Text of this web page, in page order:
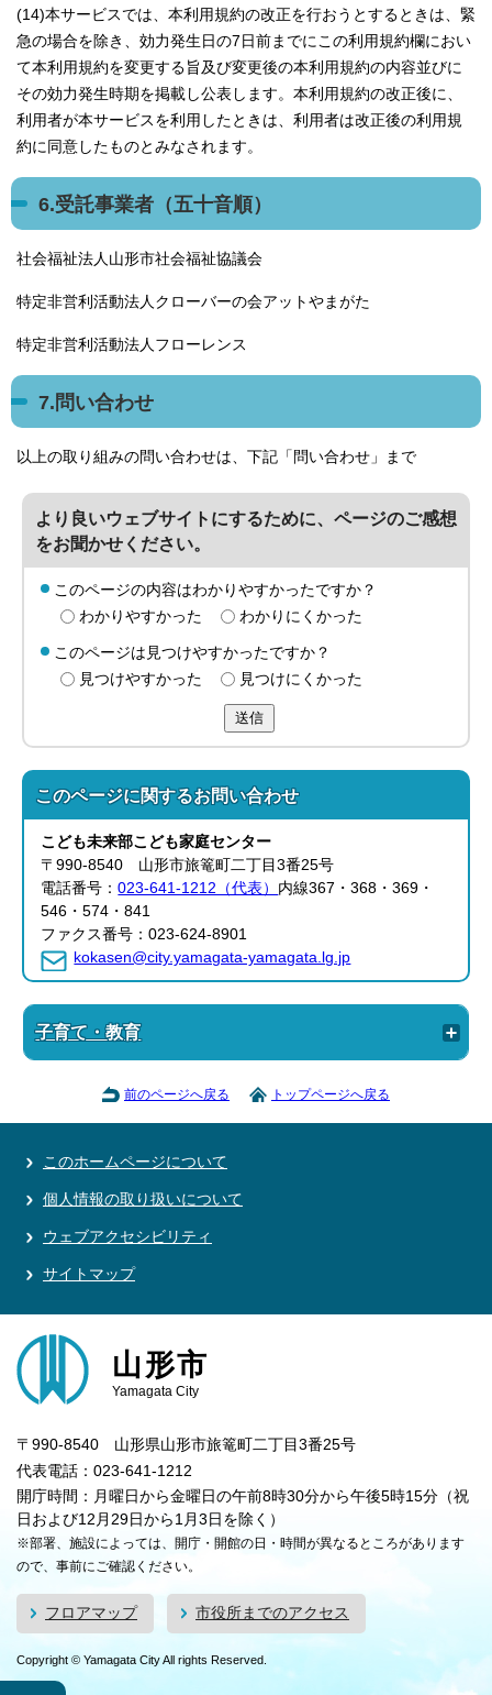
(14)本サービスでは、本利用規約の改正を行おうとするときは、緊
急の場合を除き、効力発生日の7日前までにこの利用規約欄におい
て本利用規約を変更する旨及び変更後の本利用規約の内容並びに
その効力発生時期を掲載し公表します。本利用規約の改正後に、
利用者が本サービスを利用したときは、利用者は改正後の利用規
約に同意したものとみなされます。
6.受託事業者（五十音順）
社会福祉法人山形市社会福祉協議会
特定非営利活動法人クローバーの会アットやまがた
特定非営利活動法人フローレンス
7.問い合わせ
以上の取り組みの問い合わせは、下記「問い合わせ」まで
より良いウェブサイトにするために、ページのご感想
をお聞かせください。
このページの内容はわかりやすかったですか？
わかりやすかった
わかりにくかった
このページは見つけやすかったですか？
見つけやすかった
見つけにくかった
送信
このページに関するお問い合わせ
こども未来部こども家庭センター
〒990-8540 山形市旅篭町二丁目3番25号
電話番号：023-641-1212（代表） 内線367・368・369・
546・574・841
ファクス番号：023-624-8901
kokasen@city.yamagata-yamagata.lg.jp
子育て・教育
前のページへ戻る トップページへ戻る
このホームページについて
個人情報の取り扱いについて
ウェブアクセシビリティ
サイトマップ
山形市
Yamagata City
〒990-8540 山形県山形市旅篭町二丁目3番25号
代表電話：023-641-1212
開庁時間：月曜日から金曜日の午前8時30分から午後5時15分（祝
日および12月29日から1月3日を除く）
※部署、施設によっては、開庁・開館の日・時間が異なるところがあります
ので、事前にご確認ください。
フロアマップ 市役所までのアクセス
Copyright © Yamagata City All rights Reserved.